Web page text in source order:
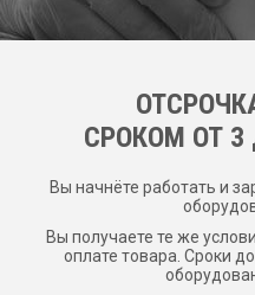
CРОКОМ ОТ
Вы начнёте работать и
Вы получаете те же
оплате товара. Сроки